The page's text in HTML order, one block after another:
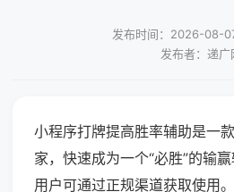
发布时间：2026-08-
发布者：递广
小程序打牌提高胜率辅助是一
家，快速成为一个“必胜”的输
用户可通过正规渠道获取使用。